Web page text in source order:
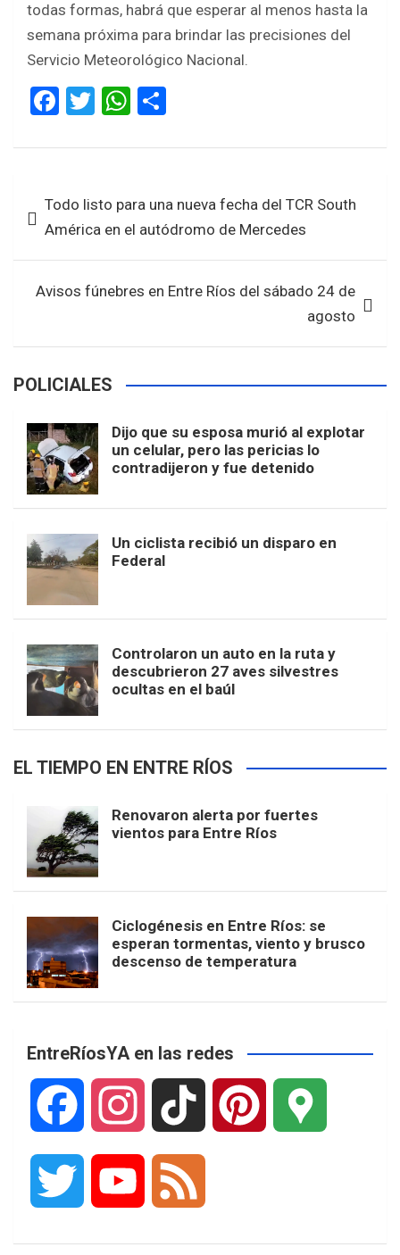
todas formas, habrá que esperar al menos hasta la
semana próxima para brindar las precisiones del
Servicio Meteorológico Nacional.
F
ce
o
o
k
T
tt
W
at
A
p
p
ar
de Todo listo para una nueva fecha del TCR South
América en el autódromo de Mercedes
Avisos fúnebres en Entre Ríos del sábado 24 de
agosto
POLICIALES
Dijo que su esposa murió al explotar
un celular, pero las pericias lo
contradijeron y fue detenido
Un ciclista recibió un disparo en
Federal
Controlaron un auto en la ruta y
descubrieron 27 aves silvestres
ocultas en el baúl
EL TIEMPO EN ENTRE RÍOS
Renovaron alerta por fuertes
vientos para Entre Ríos
Ciclogénesis en Entre Ríos: se
esperan tormentas, viento y brusco
descenso de temperatura
EntreRíosYA en las redes